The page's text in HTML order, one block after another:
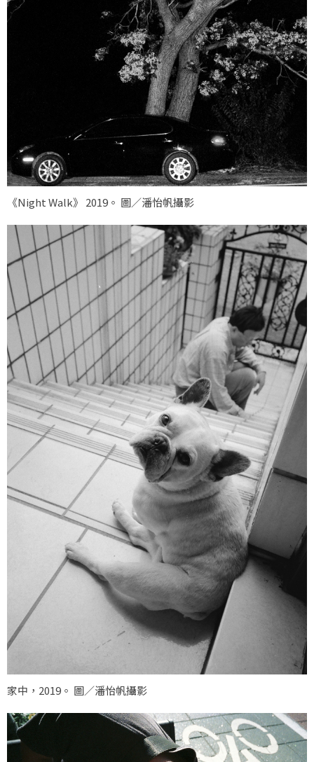
《Night Walk》 2019。 圖／潘怡帆攝影
家中，2019。 圖／潘怡帆攝影